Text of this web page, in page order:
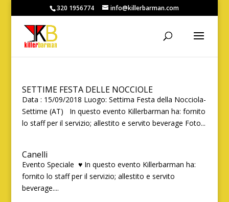
320 1956774 info@killerbarman.com
SETTIME FESTA DELLE NOCCIOLE
Data : 15/09/2018 Luogo: Settima Festa della Nocciola-
Settime (AT) In questo evento Killerbarman ha: fornito
lo staff per il servizio; allestito e servito beverage Foto...
Canelli
Evento Speciale ♥ In questo evento Killerbarman ha:
fornito lo staff per il servizio; allestito e servito
beverage....